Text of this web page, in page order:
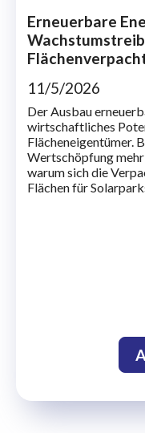
Erneuerbare
11/5/2026
Der Ausbau
wirtschaftliches
Flächeneigentümer.
Wertschöpfung mehr
warum sich die
Flächen für